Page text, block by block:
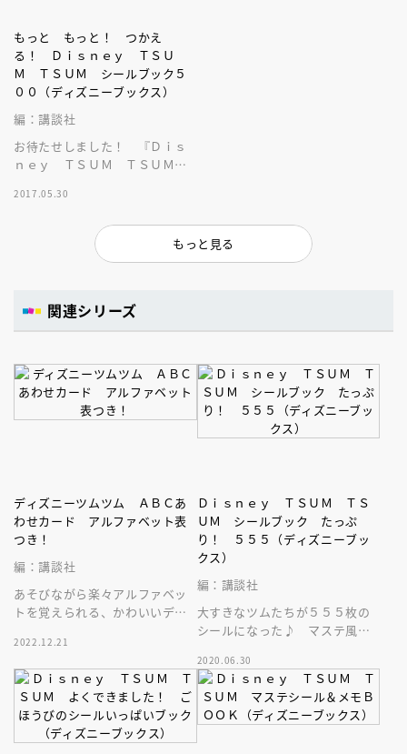
もっと もっと！ つかえ
る！ Ｄｉｓｎｅｙ ＴＳＵ
Ｍ ＴＳＵＭ シールブック５
００（ディズニーブックス）
編：講談社
お待たせしました！ 『Ｄｉｓ
ｎｅｙ ＴＳＵＭ ＴＳＵＭシ
す。キャラクターの種類が増え
2017.05.30
もっと見る
関連シリーズ
ディズニーツムツム ＡＢＣあ
わせカード アルファベット表
つき！
編：講談社
あそびながら楽々アルファベッ
トを覚えられる、かわいいディ
カードが登場！大きなアルファ
ベット表付き
2022.12.21
Ｄｉｓｎｅｙ ＴＳＵＭ ＴＳ
ＵＭ シールブック たっぷ
り！ ５５５（ディズニーブッ
クス）
編：講談社
大すきなツムたちが５５５枚の
シールになった♪ マステ風や
える☆ シールシート１５枚メ
モ２枚つき
2020.06.30